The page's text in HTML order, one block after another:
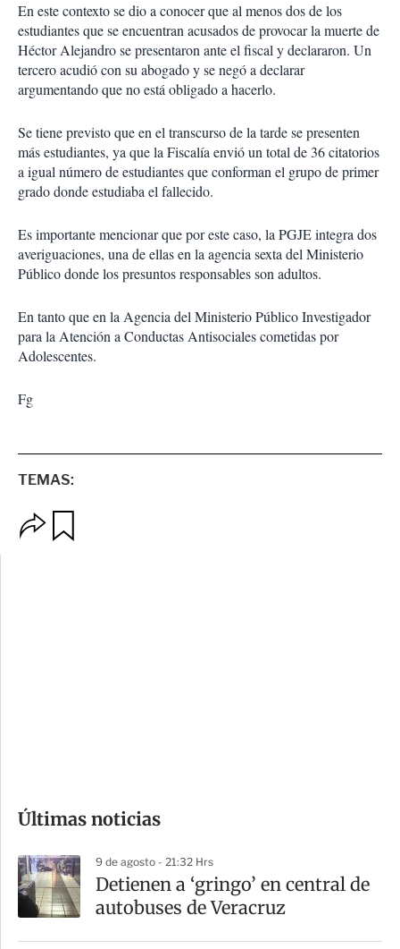
En este contexto se dio a conocer que al menos dos de los
estudiantes que se encuentran acusados de provocar la muerte de
Héctor Alejandro se presentaron ante el fiscal y declararon. Un
tercero acudió con su abogado y se negó a declarar
argumentando que no está obligado a hacerlo.
Se tiene previsto que en el transcurso de la tarde se presenten
más estudiantes, ya que la Fiscalía envió un total de 36 citatorios
a igual número de estudiantes que conforman el grupo de primer
grado donde estudiaba el fallecido.
Es importante mencionar que por este caso, la PGJE integra dos
averiguaciones, una de ellas en la agencia sexta del Ministerio
Público donde los presuntos responsables son adultos.
En tanto que en la Agencia del Ministerio Público Investigador
para la Atención a Conductas Antisociales cometidas por
Adolescentes.
Fg
TEMAS:
m
a
r
t
Últimas noticias
9 de agosto - 21:32 Hrs
Detienen a ‘gringo’ en central de
autobuses de Veracruz